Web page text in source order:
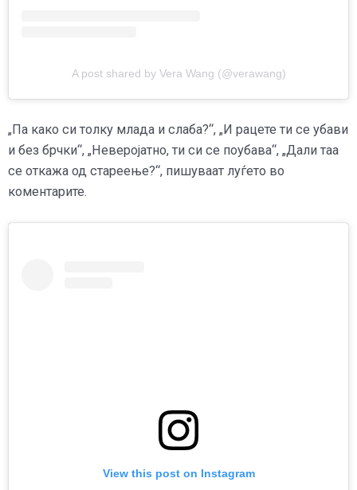
A post shared by Vera Wang (@verawang)
„Па како си толку млада и слаба?“, „И рацете ти се убави
и без брчки“, „Неверојатно, ти си се поубава“, „Дали таа
се откажа од стареење?“, пишуваат луѓето во
коментарите.
View this post on Instagram